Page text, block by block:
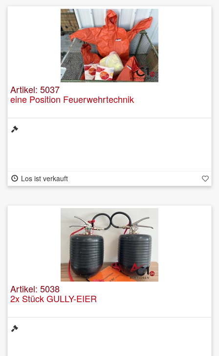
Artikel: 5037
eine Position Feuerwehrtechnik
Los ist verkauft
Artikel: 5038
2x Stück GULLY-EIER